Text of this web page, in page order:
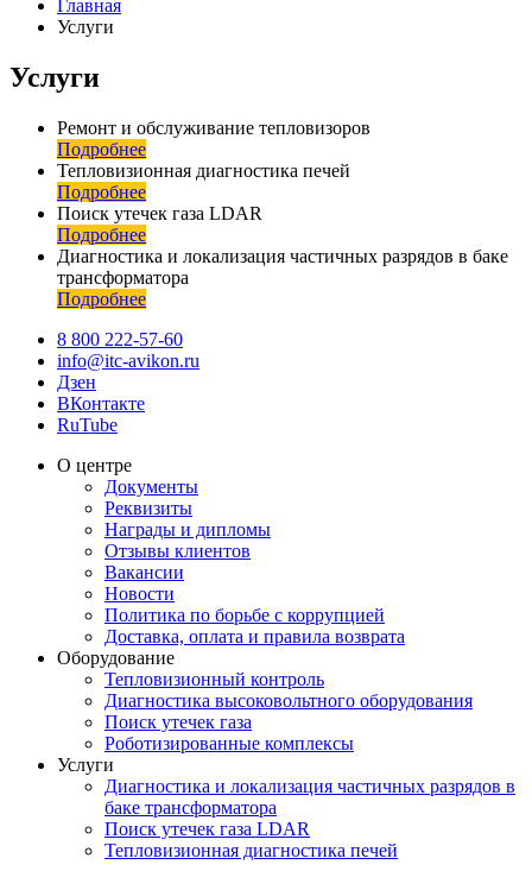
Главная
Услуги
Услуги
Ремонт и обслуживание тепловизоров
Подробнее
Тепловизионная диагностика печей
Подробнее
Поиск утечек газа LDAR
Подробнее
Диагностика и локализация частичных разрядов в баке
трансформатора
Подробнее
8 800 222-57-60
info@itc-avikon.ru
Дзен
ВКонтакте
RuTube
О центре
Документы
Реквизиты
Награды и дипломы
Отзывы клиентов
Вакансии
Новости
Политика по борьбе с коррупцией
Доставка, оплата и правила возврата
Оборудование
Тепловизионный контроль
Диагностика высоковольтного оборудования
Поиск утечек газа
Роботизированные комплексы
Услуги
Диагностика и локализация частичных разрядов в
баке трансформатора
Поиск утечек газа LDAR
Тепловизионная диагностика печей